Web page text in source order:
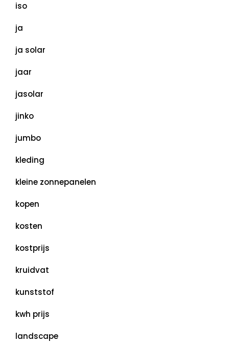
iso
ja
ja solar
jaar
jasolar
jinko
jumbo
kleding
kleine zonnepanelen
kopen
kosten
kostprijs
kruidvat
kunststof
kwh prijs
landscape